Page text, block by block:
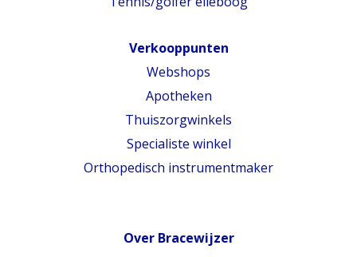
Verkooppunten
Webshops
Apotheken
Thuiszorgwinkels
Specialiste winkel
Orthopedisch instrumentmaker
Over Bracewijzer